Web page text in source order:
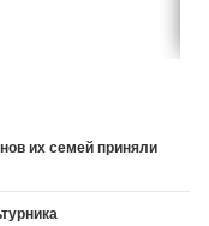
их семей приняли